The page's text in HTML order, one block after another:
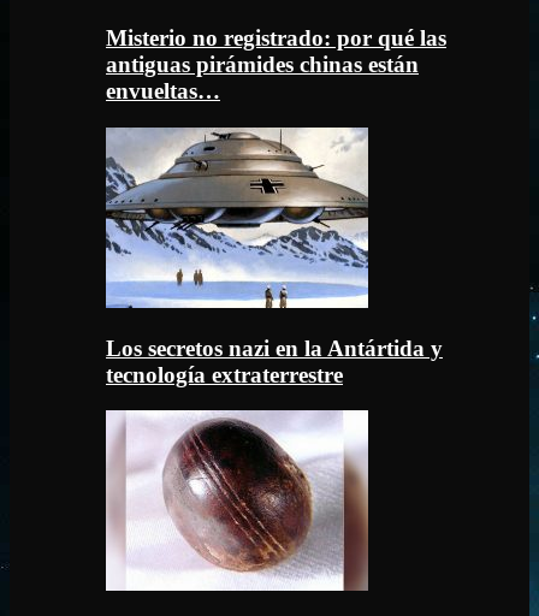
Misterio no registrado: por qué las
antiguas pirámides chinas están
envueltas…
Los secretos nazi en la Antártida y
tecnología extraterrestre